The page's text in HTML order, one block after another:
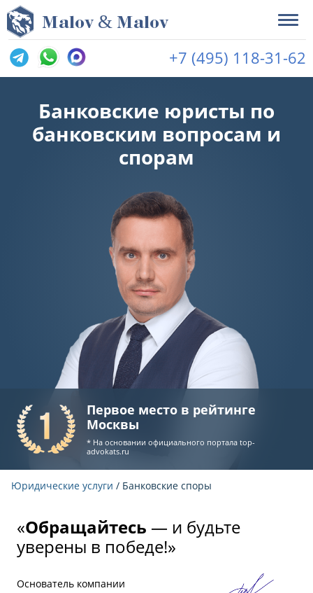
Malov & Malov
+7 (495) 118-31-62
Банковские юристы по
банковским вопросам и
спорам
Первое место в рейтинге
Москвы
* На основании официального порталаtop-
advokats.ru
Юридические услуги / Банковские споры
«Обращайтесь — и будьте
уверены в победе!»
Основатель компании